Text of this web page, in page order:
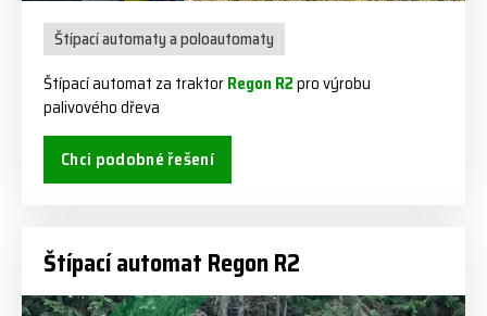
Štípací automaty a poloautomaty
Štípací automat za traktorRegon R2pro výrobu
palivového dřeva
Chci podobné řešení
Štípací automat Regon R2